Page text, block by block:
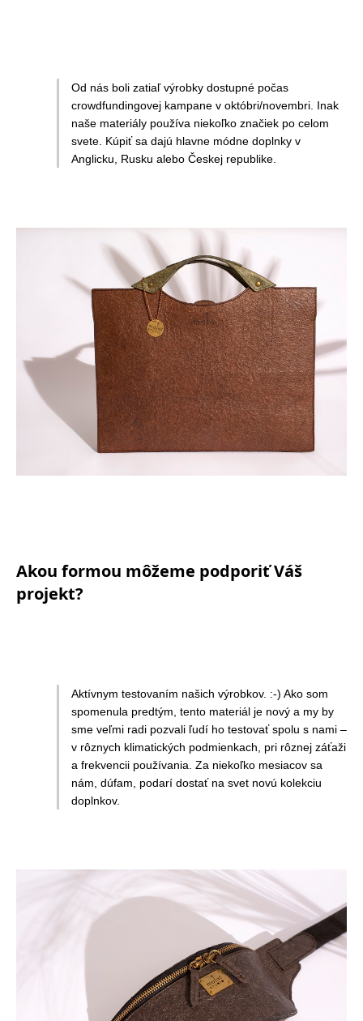
Od nás boli zatiaľ výrobky dostupné počas
crowdfundingovej kampane v októbri/novembri. Inak
naše materiály používa niekoľko značiek po celom
svete. Kúpiť sa dajú hlavne módne doplnky v
Anglicku, Rusku alebo Českej republike.
Akou formou môžeme podporiť Váš
projekt?
Aktívnym testovaním našich výrobkov. :-) Ako som
spomenula predtým, tento materiál je nový a my by
sme veľmi radi pozvali ľudí ho testovať spolu s nami –
v rôznych klimatických podmienkach, pri rôznej záťaži
a frekvencii používania. Za niekoľko mesiacov sa
nám, dúfam, podarí dostať na svet novú kolekciu
doplnkov.